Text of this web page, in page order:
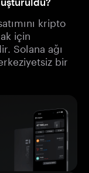
kripto
için
Solana ağı
bir